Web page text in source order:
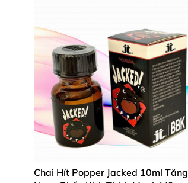
Chai Hít Popper Jacked 10ml Tăng